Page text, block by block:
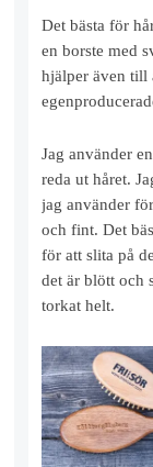
Det bästa för
en borste med
hjälper även till
Jag använder
reda ut håret.
jag använder
och fint. Det
för att slita på
det är blött och
torkat helt.